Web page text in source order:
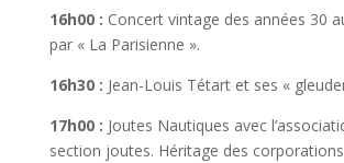
16h00 : Concert vintage des années 30
par « La Parisienne ».
16h30 : Jean-Louis Tétart et ses «
17h00 : Joutes Nautiques avec
section joutes. Héritage des